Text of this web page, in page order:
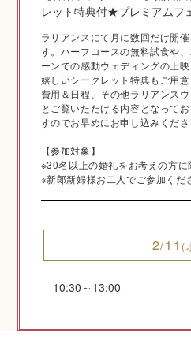
挙式の流れ
レット特典付★プレミアムフ
ラリアンスにて月に数回だけ開
す。ハーフコースの無料試食や
ーンでの感動ウェディングの上
嬉しいシークレット特典もご用
費用＆日程、その他ラリアンス
とご覧いただける内容となって
すのでお早めにお申し込みくださ
【参加対象】
※30名以上の婚礼をお考えの方に
※新郎新婦様お二人でご参加くだ
2/11 (
10:30～13:00